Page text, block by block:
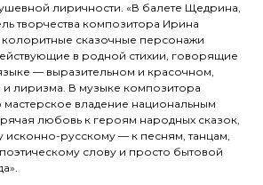
лиричности. «В балете Щедрина,
творчества композитора Ирина
сказочные персонажи
в родной стихии, говорящие
— выразительном и красочном,
лиризма. В музыке композитора
владение национальным
любовь к героям народных сказок,
исконно-русскому — к песням, танцам,
слову и просто бытовой